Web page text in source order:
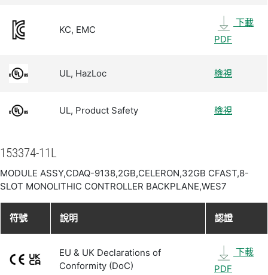
KC, EMC
下載
PDF
UL, HazLoc 檢視
UL, Product Safety 檢視
153374-11L
MODULE ASSY,CDAQ-9138,2GB,CELERON,32GB CFAST,8-
SLOT MONOLITHIC CONTROLLER BACKPLANE,WES7
符號 說明 認證
EU & UK Declarations of
Conformity (DoC)
下載
PDF